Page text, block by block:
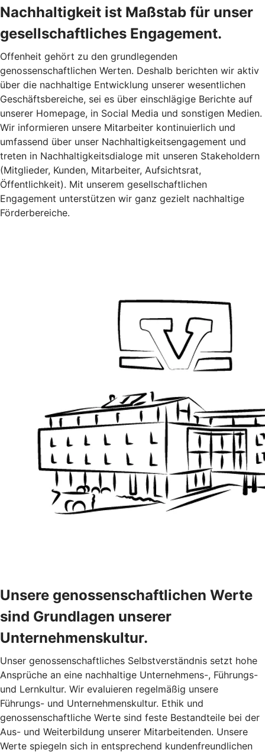
Nachhaltigkeit ist Maßstab für unser
gesellschaftliches Engagement.
Offenheit gehört zu den grundlegenden
genossenschaftlichen Werten. Deshalb berichten wir aktiv
über die nachhaltige Entwicklung unserer wesentlichen
Geschäftsbereiche, sei es über einschlägige Berichte auf
unserer Homepage, in Social Media und sonstigen Medien.
Wir informieren unsere Mitarbeiter kontinuierlich und
umfassend über unser Nachhaltigkeitsengagement und
treten in Nachhaltigkeitsdialoge mit unseren Stakeholdern
(Mitglieder, Kunden, Mitarbeiter, Aufsichtsrat,
Öffentlichkeit). Mit unserem gesellschaftlichen
Engagement unterstützen wir ganz gezielt nachhaltige
Förderbereiche.
Unsere genossenschaftlichen Werte
sind Grundlagen unserer
Unternehmenskultur.
Unser genossenschaftliches Selbstverständnis setzt hohe
Ansprüche an eine nachhaltige Unternehmens-, Führungs-
und Lernkultur. Wir evaluieren regelmäßig unsere
Führungs- und Unternehmenskultur. Ethik und
genossenschaftliche Werte sind feste Bestandteile bei der
Aus- und Weiterbildung unserer Mitarbeitenden. Unsere
Werte spiegeln sich in entsprechend kundenfreundlichen